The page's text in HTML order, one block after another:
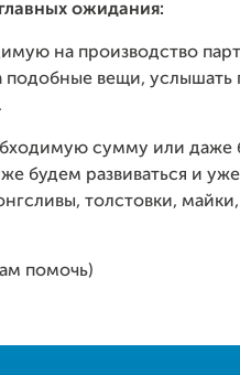
ожидания:
на производство
подобные вещи,
сумму или
будем развиваться и
толстовки,
помочь)